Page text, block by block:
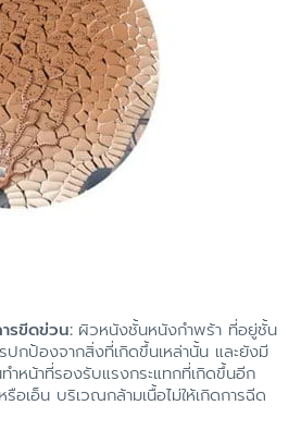
รขีดข่วน: ผิวหนังชั้นหนังกำพร้า ที่อยู่ชั้น
ปกป้องจากสิ่งที่เกิดขึ้นเหล่านั้น และยังมี
ำหน้าที่รองรับแรงกระแทกที่เกิดขึ้นอีก
อเอ็น บริเวณกล้ามเนื้อไม่ให้เกิดการฉีด